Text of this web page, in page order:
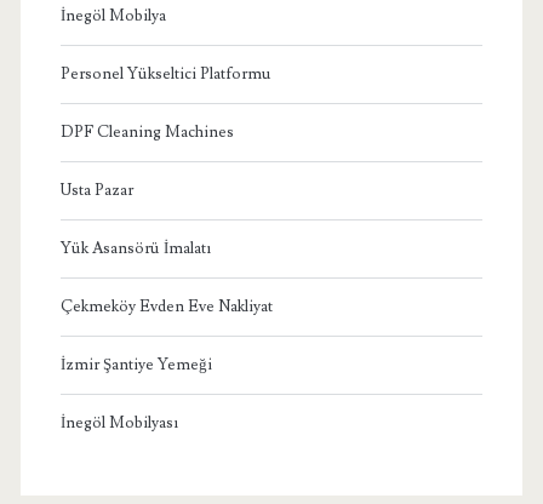
İnegöl Mobilya
Personel Yükseltici Platformu
DPF Cleaning Machines
Usta Pazar
Yük Asansörü İmalatı
Çekmeköy Evden Eve Nakliyat
İzmir Şantiye Yemeği
İnegöl Mobilyası